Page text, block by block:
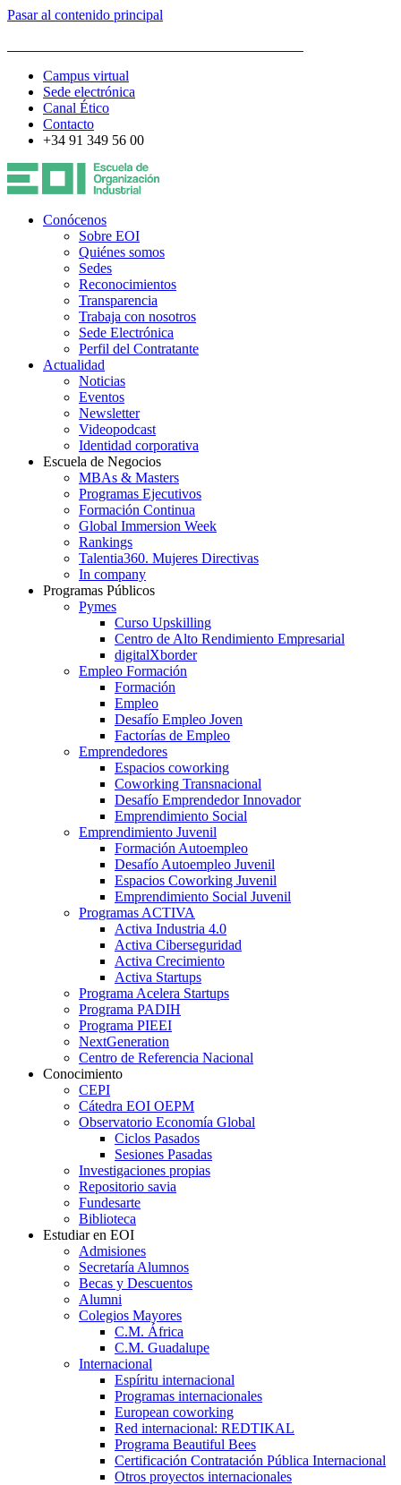
Pasar al contenido principal
Campus virtual
Sede electrónica
Canal Ético
Contacto
+34 91 349 56 00
Conócenos
Sobre EOI
Quiénes somos
Sedes
Reconocimientos
Transparencia
Trabaja con nosotros
Sede Electrónica
Perfil del Contratante
Actualidad
Noticias
Eventos
Newsletter
Videopodcast
Identidad corporativa
Escuela de Negocios
MBAs & Masters
Programas Ejecutivos
Formación Continua
Global Immersion Week
Rankings
Talentia360. Mujeres Directivas
In company
Programas Públicos
Pymes
Curso Upskilling
Centro de Alto Rendimiento Empresarial
digitalXborder
Empleo Formación
Formación
Empleo
Desafío Empleo Joven
Factorías de Empleo
Emprendedores
Espacios coworking
Coworking Transnacional
Desafío Emprendedor Innovador
Emprendimiento Social
Emprendimiento Juvenil
Formación Autoempleo
Desafío Autoempleo Juvenil
Espacios Coworking Juvenil
Emprendimiento Social Juvenil
Programas ACTIVA
Activa Industria 4.0
Activa Ciberseguridad
Activa Crecimiento
Activa Startups
Programa Acelera Startups
Programa PADIH
Programa PIEEI
NextGeneration
Centro de Referencia Nacional
Conocimiento
CEPI
Cátedra EOI OEPM
Observatorio Economía Global
Ciclos Pasados
Sesiones Pasadas
Investigaciones propias
Repositorio savia
Fundesarte
Biblioteca
Estudiar en EOI
Admisiones
Secretaría Alumnos
Becas y Descuentos
Alumni
Colegios Mayores
C.M. África
C.M. Guadalupe
Internacional
Espíritu internacional
Programas internacionales
European coworking
Red internacional: REDTIKAL
Programa Beautiful Bees
Certificación Contratación Pública Internacional
Otros proyectos internacionales